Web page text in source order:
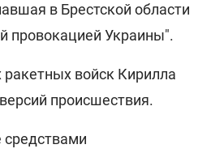
в Брестской области
провокацией Украины".
ракетных войск Кирилла
происшествия.
средствами